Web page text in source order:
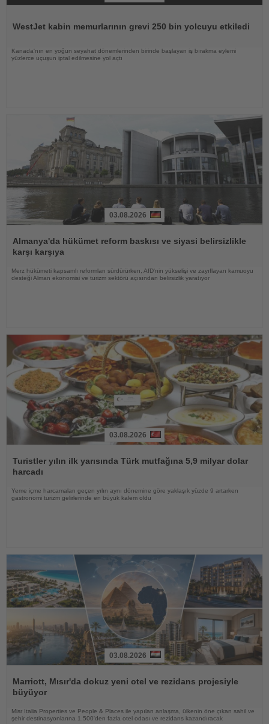
WestJet kabin memurlarının grevi 250 bin yolcuyu etkiledi
Kanada'nın en yoğun seyahat dönemlerinden birinde başlayan iş bırakma eylemi
yüzlerce uçuşun iptal edilmesine yol açtı
Oku
03.08.2026
Almanya'da hükümet reform baskısı ve siyasi belirsizlikle
karşı karşıya
Merz hükümeti kapsamlı reformları sürdürürken, AfD'nin yükselişi ve zayıflayan kamuoyu
desteği Alman ekonomisi ve turizm sektörü açısından belirsizlik yaratıyor
Oku
03.08.2026
Turistler yılın ilk yarısında Türk mutfağına 5,9 milyar dolar
harcadı
Yeme içme harcamaları geçen yılın aynı dönemine göre yaklaşık yüzde 9 artarken
gastronomi turizm gelirlerinde en büyük kalem oldu
Oku
03.08.2026
Marriott, Mısır'da dokuz yeni otel ve rezidans projesiyle
büyüyor
Misr Italia Properties ve People & Places ile yapılan anlaşma, ülkenin öne çıkan sahil ve
şehir destinasyonlarına 1.500'den fazla otel odası ve rezidans kazandıracak